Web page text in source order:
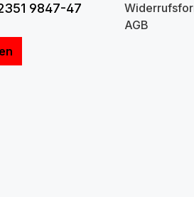
9847-47
AGB